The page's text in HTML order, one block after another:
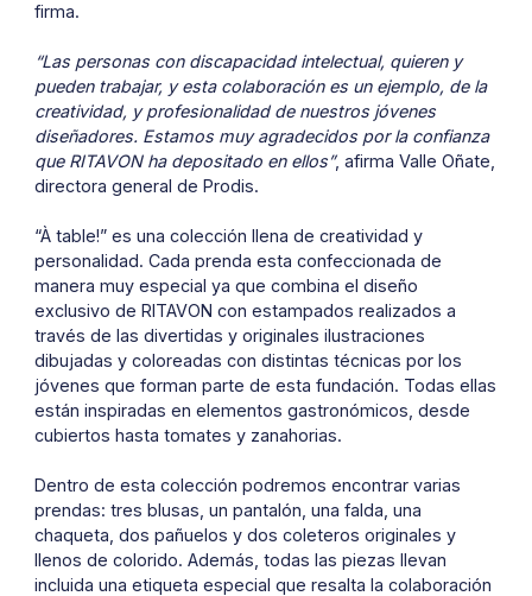
firma.
“Las personas con discapacidad intelectual, quieren y
pueden trabajar, y esta colaboración es un ejemplo, de la
creatividad, y profesionalidad de nuestros jóvenes
diseñadores. Estamos muy agradecidos por la confianza
que RITAVON ha depositado en ellos”, afirma Valle Oñate,
directora general de Prodis.
“À table!” es una colección llena de creatividad y
personalidad. Cada prenda esta confeccionada de
manera muy especial ya que combina el diseño
exclusivo de RITAVON con estampados realizados a
través de las divertidas y originales ilustraciones
dibujadas y coloreadas con distintas técnicas por los
jóvenes que forman parte de esta fundación. Todas ellas
están inspiradas en elementos gastronómicos, desde
cubiertos hasta tomates y zanahorias.
Dentro de esta colección podremos encontrar varias
prendas: tres blusas, un pantalón, una falda, una
chaqueta, dos pañuelos y dos coleteros originales y
llenos de colorido. Además, todas las piezas llevan
incluida una etiqueta especial que resalta la colaboración